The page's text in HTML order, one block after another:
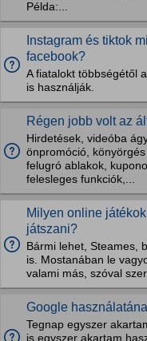
Példa:...
Instagram és tiktok
facebook?
A fiatalokt többségétől
is használják.
Régen jobb volt az
Hirdetések, videóba
önpromóció,
felugró ablakok,
felesleges funkciók,...
Milyen online
játszani?
Bármi lehet, Steames,
is. Mostanában le
valami más, szóval
Google
Tegnap egyszer
is egyszer akartam